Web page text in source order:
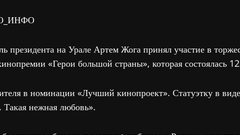
президента на Урале Артем Жога принял участие в
«Герои большой страны», которая состоялась
в номинации «Лучший кинопроект». Статуэтку в
нежная любовь».